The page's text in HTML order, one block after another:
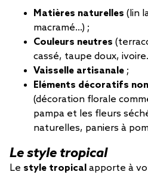
Matières naturelles (lin
macramé…) ;
Couleurs neutres
cassé, taupe doux,
Vaisselle artisanale ;
Eléments décoratifs
(décoration florale
pampa et les fleurs
naturelles, paniers à
Le style tropical
Le style tropical apporte à